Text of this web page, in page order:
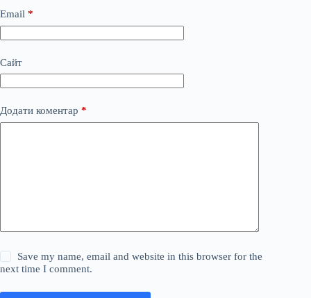
Email *
Сайт
Додати коментар *
Save my name, email and website in this browser for the
next time I comment.